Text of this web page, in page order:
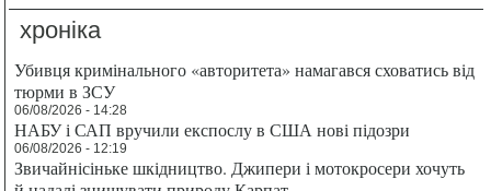
хроніка
Убивця кримінального «авторитета» намагався сховатись від
тюрми в ЗСУ
06/08/2026 - 14:28
НАБУ і САП вручили експослу в США нові підозри
06/08/2026 - 12:19
Звичайнісіньке шкідництво. Джипери і мотокросери хочуть